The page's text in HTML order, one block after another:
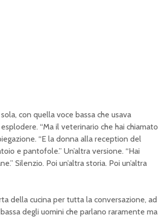
con quella voce bassa che usava
esplodere. “Ma il veterinario che hai chiamato
“E la donna alla reception del
e pantofole.” Un’altra versione. “Hai
Silenzio. Poi un’altra storia. Poi un’altra
della cucina per tutta la conversazione, ad
degli uomini che parlano raramente ma